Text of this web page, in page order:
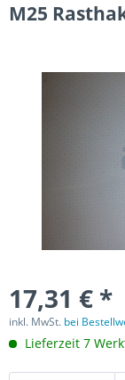
M25
17,31 € *
inkl. MwSt. bei
Lieferzeit 7